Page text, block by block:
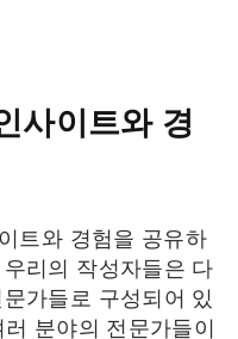
사이트와 경
트와 경험을 공유하
리의 작성자들은 다
가들로 구성되어 있
분야의 전문가들이